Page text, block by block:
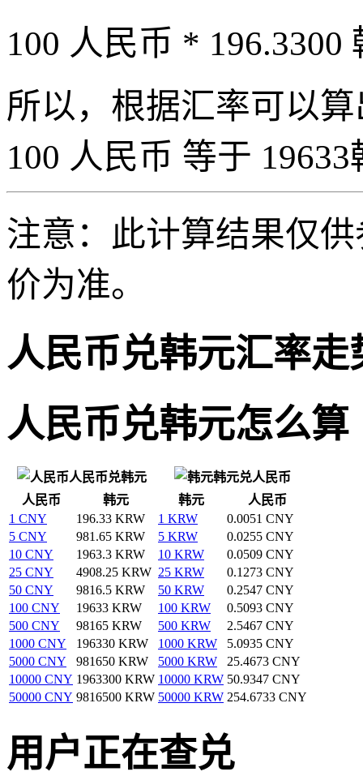
100 人民币 * 196.3300
所以，根据汇率可以
100 人民币 等于
注意：此计算结果仅
价为准。
人民币兑韩元汇率走
人民币兑韩元怎么算
人民币兑韩元
韩元兑人民币
人民币
韩元 韩元
人民币
1 CNY
196.33 KRW 1 KRW
0.0051 CNY
5 CNY
981.65 KRW 5 KRW
0.0255 CNY
10 CNY
1963.3 KRW 10 KRW
0.0509 CNY
25 CNY
4908.25 KRW 25 KRW
0.1273 CNY
50 CNY
9816.5 KRW 50 KRW
0.2547 CNY
100 CNY
19633 KRW 100 KRW
0.5093 CNY
500 CNY
98165 KRW 500 KRW
2.5467 CNY
1000 CNY
196330 KRW 1000 KRW
5.0935 CNY
5000 CNY
981650 KRW 5000 KRW
25.4673 CNY
10000 CNY 1963300 KRW 10000 KRW 50.9347 CNY
50000 CNY 9816500 KRW 50000 KRW 254.6733 CNY
用户正在查兑